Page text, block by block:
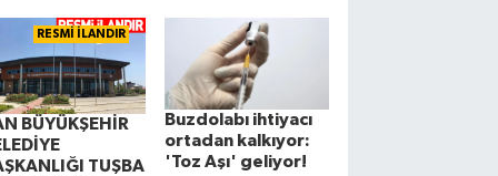
RESMİ İLANDIR
BÜYÜKŞEHİR
TUŞBA
Buzdolabı ihtiyacı
ortadan kalkıyor:
'Toz Aşı' geliyor!